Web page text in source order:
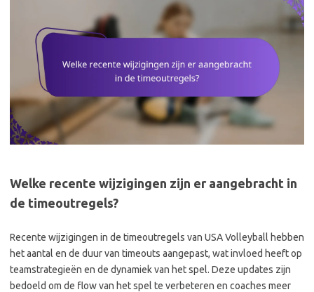
Welke recente wijzigingen zijn er aangebracht in
de timeoutregels?
Recente wijzigingen in de timeoutregels van USA Volleyball hebben
het aantal en de duur van timeouts aangepast, wat invloed heeft op
teamstrategieën en de dynamiek van het spel. Deze updates zijn
bedoeld om de flow van het spel te verbeteren en coaches meer